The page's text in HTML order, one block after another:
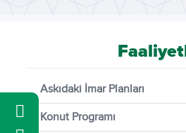
Askıdaki İmar Planları
Konut Programı